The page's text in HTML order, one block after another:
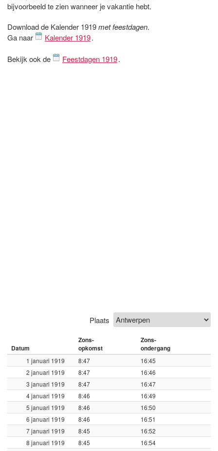
bijvoorbeeld te zien wanneer je vakantie hebt.
Download de Kalender 1919met feestdagen.
Ga naar
Kalender 1919.
Bekijk ook de Feestdagen 1919.
Plaats
Datum
Zons-
opkomst
Zons-
ondergang
1 januari 1919 8:47
16:45
2 januari 1919
8:47
16:46
3 januari 1919
8:47
16:47
4 januari 1919
8:46
16:49
5 januari 1919
8:46
16:50
6 januari 1919
8:46
16:51
7 januari 1919
8:45
16:52
8 januari 1919
8:45
16:54